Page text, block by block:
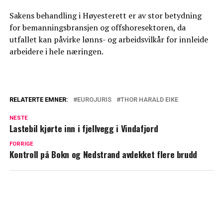
Sakens behandling i Høyesterett er av stor betydning
for bemanningsbransjen og offshoresektoren, da
utfallet kan påvirke lønns- og arbeidsvilkår for innleide
arbeidere i hele næringen.
RELATERTE EMNER: EUROJURIS THOR HARALD EIKE
NESTE
Lastebil kjørte inn i fjellvegg i Vindafjord
FORRIGE
Kontroll på Bokn og Nedstrand avdekket flere brudd